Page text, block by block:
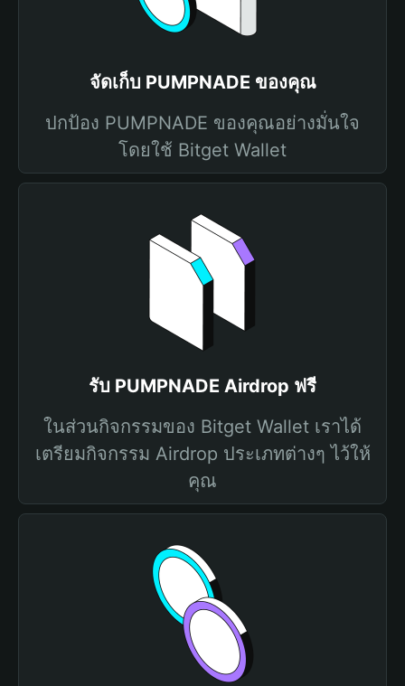
จัดเก็บ PUMPNADE ของคุณ
ปกป้อง PUMPNADE ของคุณอย่างมั่นใจ
โดยใช้ Bitget Wallet
รับ PUMPNADE Airdrop ฟรี
ในส่วนกิจกรรมของ Bitget Wallet เราได้
เตรียมกิจกรรม Airdrop ประเภทต่างๆ ไว้ให้
คุณ